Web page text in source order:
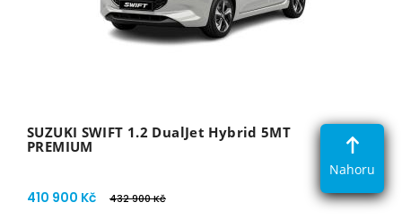
SUZUKI SWIFT 1.2 DualJet Hybrid 5MT
PREMIUM
410 900 Kč 432 900 Kč
Nahoru